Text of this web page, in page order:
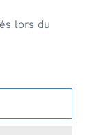
lors du